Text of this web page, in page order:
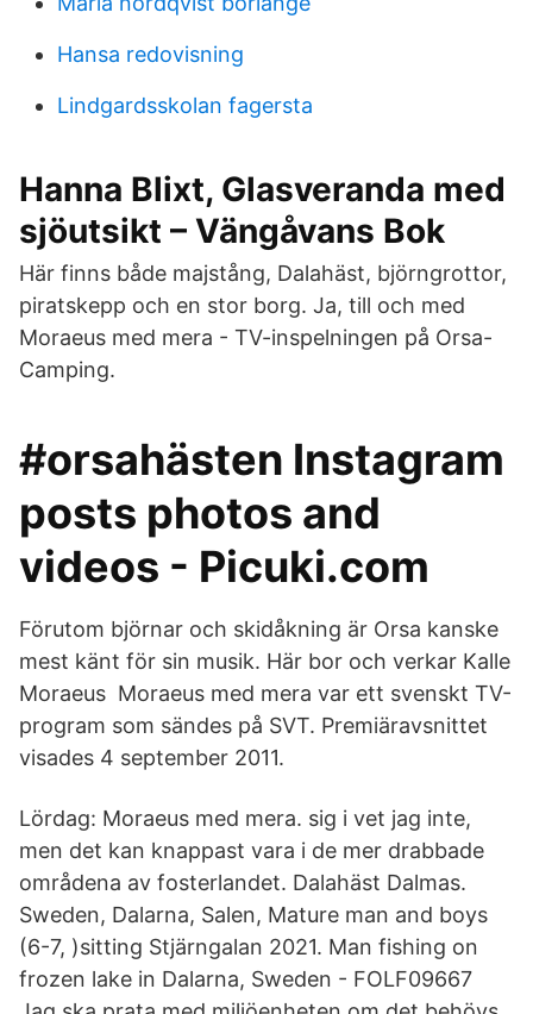
Hansa redovisning
Lindgardsskolan fagersta
Hanna Blixt, Glasveranda med
sjöutsikt – Vängåvans Bok
Här finns både majstång, Dalahäst, björngrottor,
piratskepp och en stor borg. Ja, till och med
Moraeus med mera - TV-inspelningen på Orsa-
Camping.
#orsahästen Instagram
posts photos and
videos - Picuki.com
Förutom björnar och skidåkning är Orsa kanske
mest känt för sin musik. Här bor och verkar Kalle
Moraeus Moraeus med mera var ett svenskt TV-
program som sändes på SVT. Premiäravsnittet
visades 4 september 2011.
Lördag: Moraeus med mera. sig i vet jag inte,
men det kan knappast vara i de mer drabbade
områdena av fosterlandet. Dalahäst Dalmas.
Sweden, Dalarna, Salen, Mature man and boys
(6-7, )sitting Stjärngalan 2021. Man fishing on
frozen lake in Dalarna, Sweden - FOLF09667